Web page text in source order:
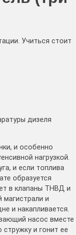
Учиться стоит
дизеля
и особенно
нагрузкой.
и если топлива
образуется
в клапаны ТНВД и
магистрали и
и накапливается.
насос вместе
и гонит ее